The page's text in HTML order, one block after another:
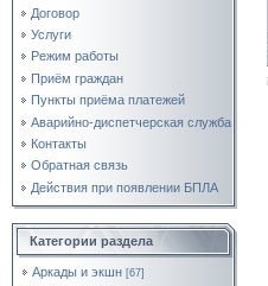
Договор
Услуги
Режим работы
Приём граждан
Пункты приёма платежей
Аварийно-диспетчерская служба
Контакты
Обратная связь
Действия при появлении БПЛА
Категории раздела
Аркады и экшн [67]